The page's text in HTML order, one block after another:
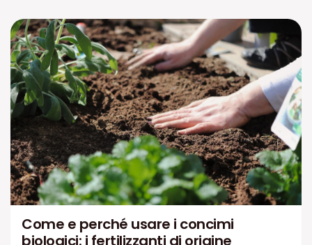
Come e perché usare i concimi
biologici: i fertilizzanti di origine